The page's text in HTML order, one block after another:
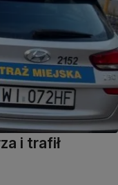
i trafił